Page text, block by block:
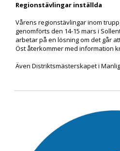
Regionstävlingar inställda
Vårens regionstävlingar inom
genomförts den 14-15 mars i
arbetar på en lösning om det går
Öst återkommer med information
Även Distriktsmästerskapet i